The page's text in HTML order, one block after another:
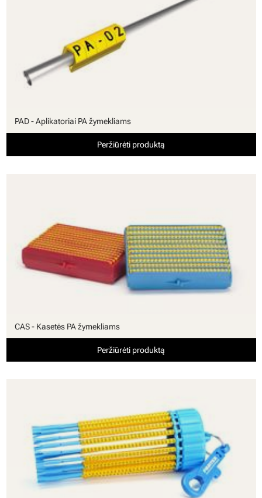
PAD - Aplikatoriai PA žymekliams
Peržiūrėti produktą
CAS - Kasetės PA žymekliams
Peržiūrėti produktą